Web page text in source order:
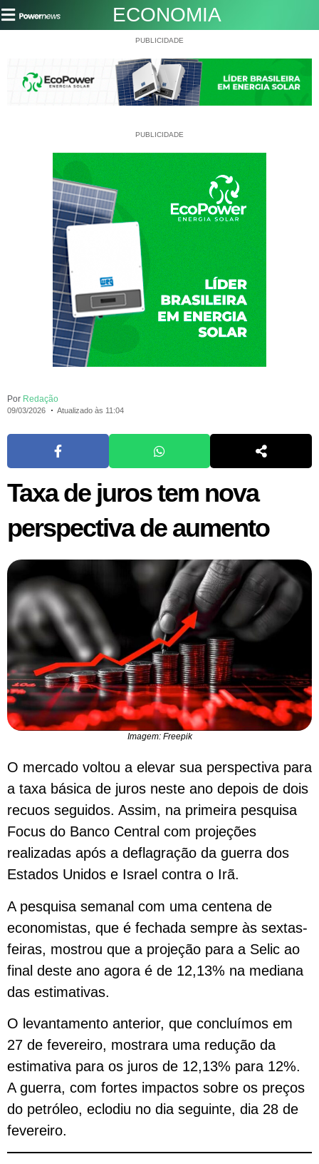
ECONOMIA
PUBLICIDADE
PUBLICIDADE
Por Redação
09/03/2026 Atualizado às 11:04
Taxa de juros tem nova
perspectiva de aumento
Imagem: Freepik
O mercado voltou a elevar sua perspectiva para
a ​taxa básica de juros ​neste ano depois de dois
recuos seguidos. Assim, na primeira pesquisa
Focus do Banco Central com projeções
realizadas ​após ⁠a deflagração ​da guerra dos
Estados Unidos ⁠e Israel contra o ​Irã.
A pesquisa semanal com uma centena de
economistas, que é fechada sempre às ‌sextas-
feiras, mostrou que a ‌projeção para ​a Selic ao
final deste ano agora é de 12,13% na mediana
‌das estimativas.
O levantamento anterior, que concluímos em
27 de fevereiro, mostrara uma redução da
estimativa para os juros de 12,13% para 12%.
A guerra, com fortes impactos sobre os preços
do petróleo, eclodiu no dia ‌seguinte, dia 28 de
fevereiro.